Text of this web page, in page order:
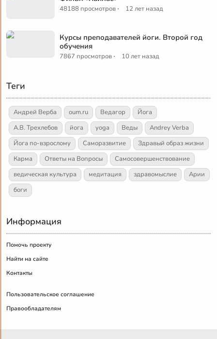
48188 просмотров · 12 лет назад
Курсы преподавателей йоги. Второй год
обучения
7867 просмотров · 10 лет назад
Теги
Андрей Верба oum.ru Ведагор
Йога
А.В. Трехлебов
йога yoga Веды
Andrey Verba
Йога по-взрослому
Саморазвитие
Здравый образ жизни
Карма
Ответы на Вопросы
Самосовершенствование
ведическая культура
медитация здравомыслие
Арии
боги
Информация
Помочь проекту
Найти на сайте
Контакты
Пользовательское соглашение
Правообладателям